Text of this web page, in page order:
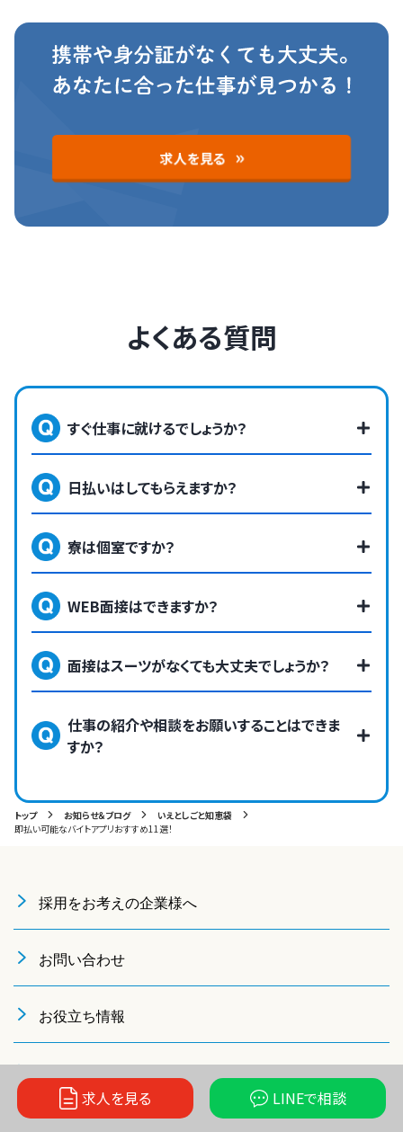
トップ お知らせ＆ブログ
いえとしごと知恵袋
即払い可能なバイトアプリおすすめ11選！
求人を見る
よくある質問
すぐ仕事に就けるでしょうか？
日払いはしてもらえますか？
寮は個室ですか？
WEB面接はできますか？
面接はスーツがなくても大丈夫でしょうか？
仕事の紹介や相談をお願いすることはできま
すか？
求人を見る LINEで相談
採用をお考えの企業様へ
お問い合わせ
お役立ち情報